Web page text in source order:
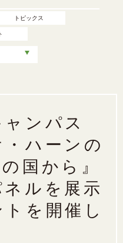
トピックス
ンパス
・ハーンの
国から』
ルを展示
を開催し